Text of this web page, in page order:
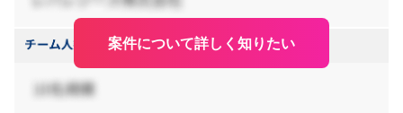
案件について詳しく知りたい